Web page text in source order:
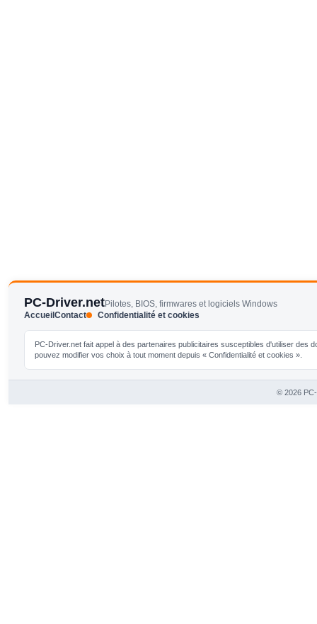
PC-Driver.netPilotes, BIOS, firmwares et logiciels Windows
AccueilContact Confidentialité et cookies
PC-Driver.net fait appel à des partenaires publicitaires susceptibles d'utiliser
pouvez modifier vos choix à tout moment depuis « Confidentialité et cookies ».
© 2026